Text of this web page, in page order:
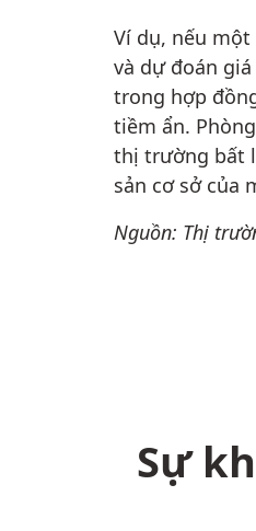
Ví dụ, nếu
và dự đoán
trong hợp
tiềm ẩn.
thị trường bất
sản cơ sở của
Nguồn: Thị
Sự